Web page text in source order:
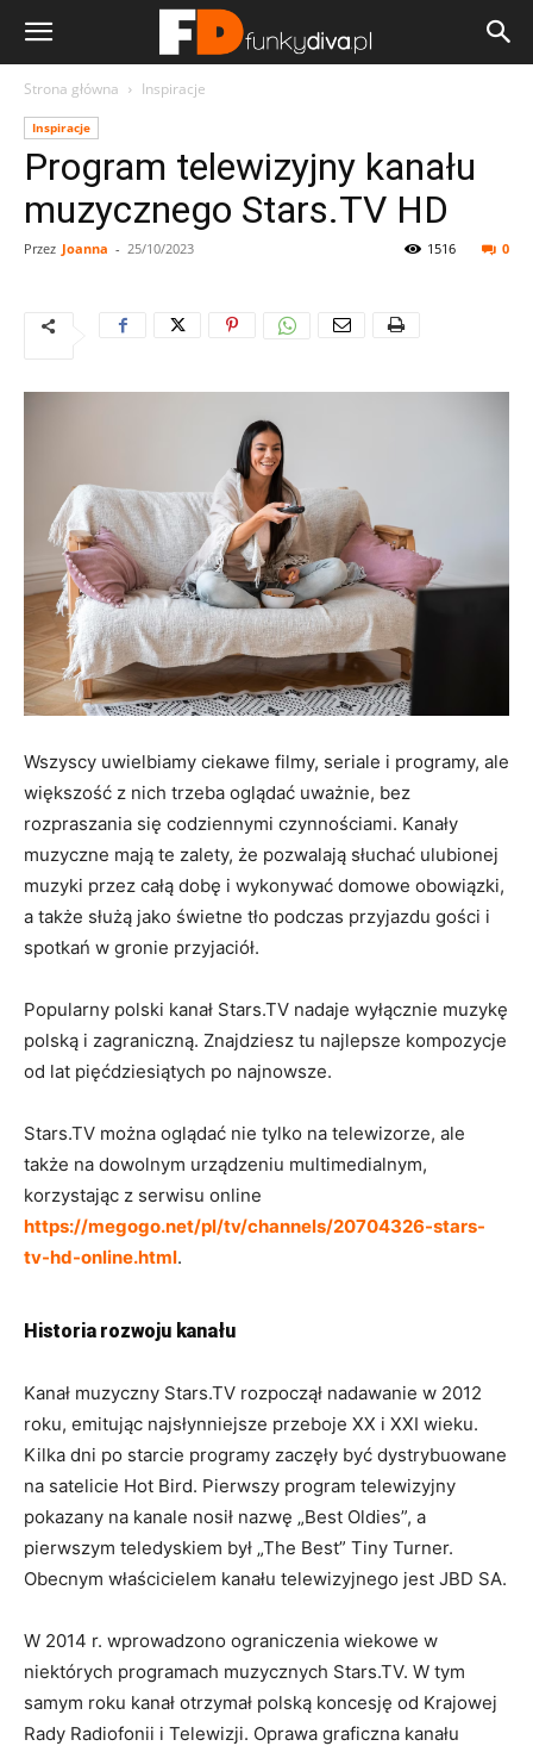
Strona główna Inspiracje
Inspiracje
Program telewizyjny kanału
muzycznego Stars.TV HD
Przez Joanna - 25/10/2023 0
1516
Wszyscy uwielbiamy ciekawe filmy, seriale i programy, ale
większość z nich trzeba oglądać uważnie, bez
rozpraszania się codziennymi czynnościami. Kanały
muzyczne mają te zalety, że pozwalają słuchać ulubionej
muzyki przez całą dobę i wykonywać domowe obowiązki,
a także służą jako świetne tło podczas przyjazdu gości i
spotkań w gronie przyjaciół.
Popularny polski kanał Stars.TV nadaje wyłącznie muzykę
polską i zagraniczną. Znajdziesz tu najlepsze kompozycje
od lat pięćdziesiątych po najnowsze.
Stars.TV można oglądać nie tylko na telewizorze, ale
także na dowolnym urządzeniu multimedialnym,
korzystając z serwisu online
https://megogo.net/pl/tv/channels/20704326-stars-
tv-hd-online.html.
Historia rozwoju kanału
Kanał muzyczny Stars.TV rozpoczął nadawanie w 2012
roku, emitując najsłynniejsze przeboje XX i XXI wieku.
Kilka dni po starcie programy zaczęły być dystrybuowane
na satelicie Hot Bird. Pierwszy program telewizyjny
pokazany na kanale nosił nazwę „Best Oldies”, a
pierwszym teledyskiem był „The Best” Tiny Turner.
Obecnym właścicielem kanału telewizyjnego jest JBD SA.
W 2014 r. wprowadzono ograniczenia wiekowe w
niektórych programach muzycznych Stars.TV. W tym
samym roku kanał otrzymał polską koncesję od Krajowej
Rady Radiofonii i Telewizji. Oprawa graficzna kanału